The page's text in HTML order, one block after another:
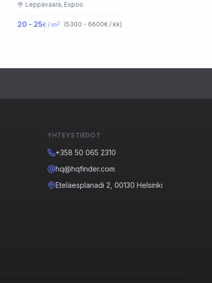
Leppävaara, Espoo
20 - 25€ / m2 (5300 - 6600€ / kk)
YHTEYSTIEDOT
+358 50 065 2310
hq@hqfinder.com
Eteläesplanadi 2, 00130 Helsinki